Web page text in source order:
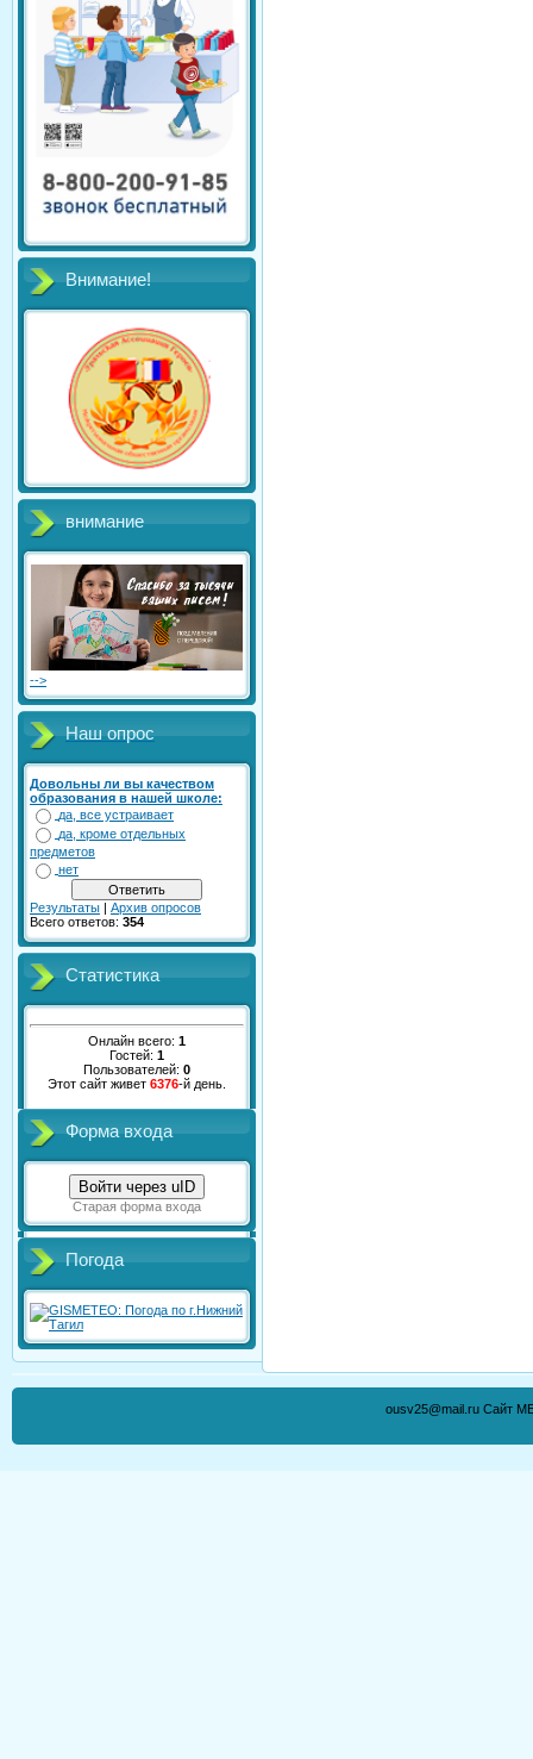
Внимание!
внимание
-->
Наш опрос
Довольны ли вы качеством
образования в нашей школе:
да, все устраивает
да, кроме отдельных
предметов
нет
Результаты | Архив опросов
Всего ответов: 354
Статистика
Онлайн всего: 1
Гостей: 1
Пользователей: 0
Этот сайт живет 6376-й день.
Форма входа
Войти через uID
Старая форма входа
Погода
ousv25@mail.ru Сайт